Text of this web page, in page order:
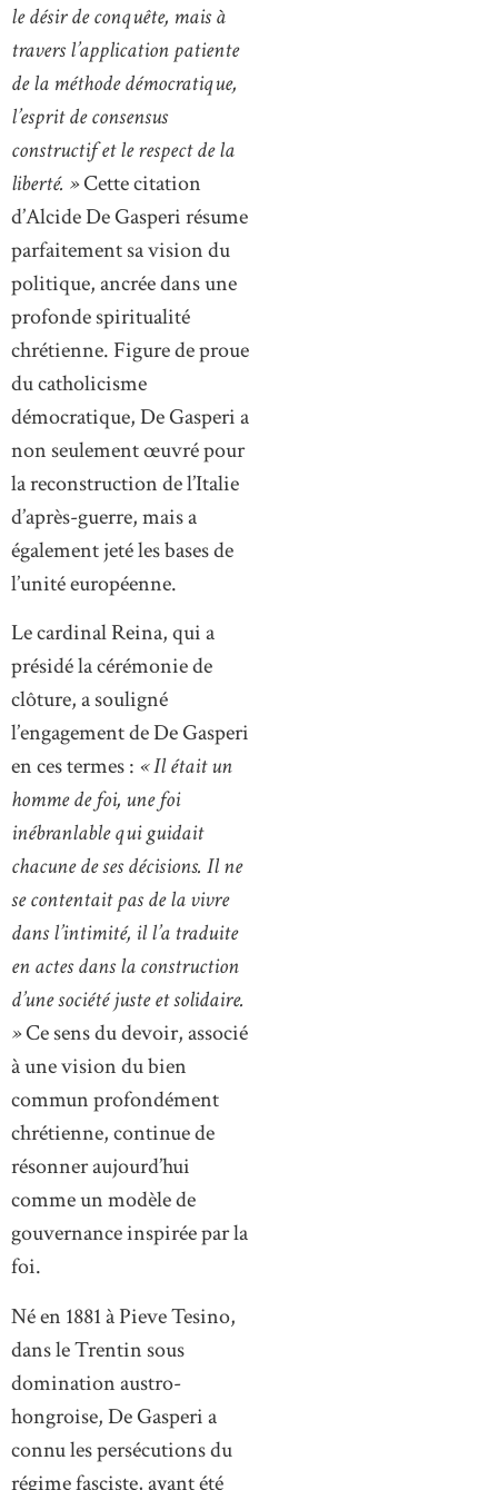
le désir de conquête, mais à
travers l’application patiente
de la méthode démocratique,
l’esprit de consensus
constructif et le respect de la
liberté. »Cette citation
d’Alcide De Gasperi résume
parfaitement sa vision du
politique, ancrée dans une
profonde spiritualité
chrétienne. Figure de proue
du catholicisme
démocratique, De Gasperi a
non seulement œuvré pour
la reconstruction de l’Italie
d’après-guerre, mais a
également jeté les bases de
l’unité européenne.
Le cardinal Reina, qui a
présidé la cérémonie de
clôture, a souligné
l’engagement de De Gasperi
en ces termes : « Il était un
homme de foi, une foi
inébranlable qui guidait
chacune de ses décisions. Il ne
se contentait pas de la vivre
dans l’intimité, il l’a traduite
en actes dans la construction
d’une société juste et solidaire.
»Ce sens du devoir, associé
à une vision du bien
commun profondément
chrétienne, continue de
résonner aujourd’hui
comme un modèle de
gouvernance inspirée par la
foi.
Né en 1881 à Pieve Tesino,
dans le Trentin sous
domination austro-
hongroise, De Gasperi a
connu les persécutions du
régime fasciste, ayant été